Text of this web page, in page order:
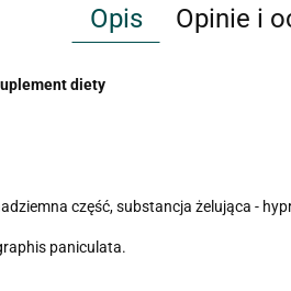
Opis Opinie i
diety
część, substancja żelująca -
paniculata.